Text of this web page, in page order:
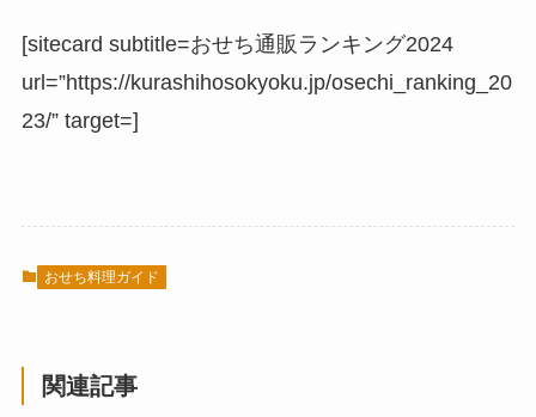
[sitecard subtitle=おせち通販ランキング2024
url=”https://kurashihosokyoku.jp/osechi_ranking_20
23/” target=]
おせち料理ガイド
関連記事